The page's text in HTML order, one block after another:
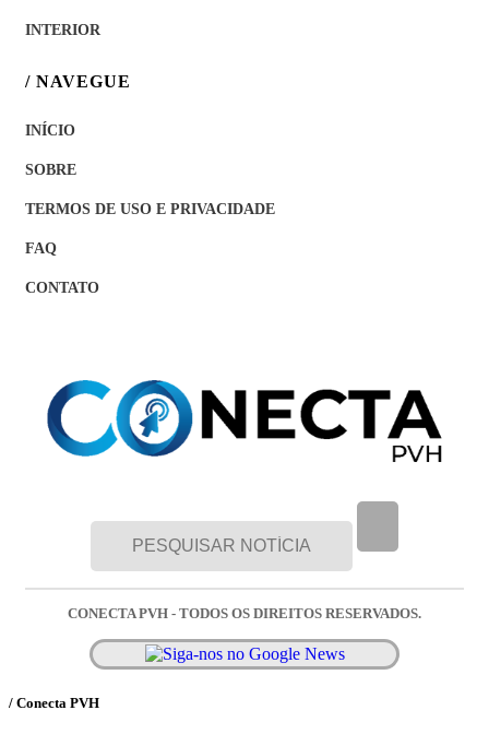
INTERIOR
/ NAVEGUE
INÍCIO
SOBRE
TERMOS DE USO E PRIVACIDADE
FAQ
CONTATO
CONECTA PVH - TODOS OS DIREITOS RESERVADOS.
/ Conecta PVH